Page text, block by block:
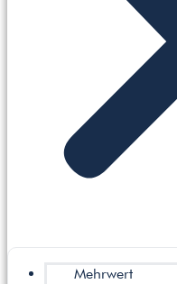
Mehrwert